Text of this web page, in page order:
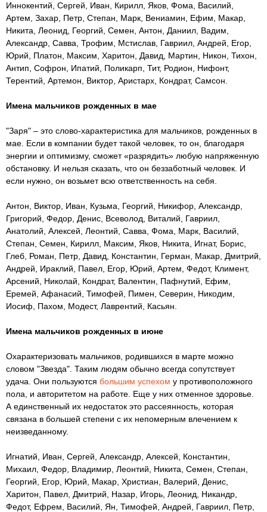
Иннокентий, Сергей, Иван, Кирилл, Яков, Фома, Василий,
Артем, Захар, Петр, Степан, Марк, Вениамин, Ефим, Макар,
Никита, Леонид, Георгий, Семен, Антон, Даниил, Вадим,
Александр, Савва, Трофим, Мстислав, Гавриил, Андрей, Егор,
Юрий, Платон, Максим, Харитон, Давид, Мартин, Никон, Тихон,
Антип, Софрон, Ипатий, Поликарп, Тит, Родион, Нифонт,
Терентий, Артемон, Виктор, Аристарх, Кондрат, Самсон.
Имена мальчиков рожденных в мае
"Заря" – это слово-характеристика для мальчиков, рожденных в
мае. Если в компании будет такой человек, то он, благодаря
энергии и оптимизму, сможет «разрядить» любую напряженную
обстановку. И нельзя сказать, что он беззаботный человек. И
если нужно, он возьмет всю ответственность на себя.
Антон, Виктор, Иван, Кузьма, Георгий, Никифор, Александр,
Григорий, Федор, Денис, Всеволод, Виталий, Гавриил,
Анатолий, Алексей, Леонтий, Савва, Фома, Марк, Василий,
Степан, Семен, Кирилл, Максим, Яков, Никита, Игнат, Борис,
Глеб, Роман, Петр, Давид, Константин, Герман, Макар, Дмитрий,
Андрей, Ираклий, Павел, Егор, Юрий, Артем, Федот, Климент,
Арсений, Николай, Кондрат, Валентин, Пафнутий, Ефим,
Еремей, Афанасий, Тимофей, Пимен, Северин, Никодим,
Иосиф, Пахом, Модест, Лаврентий, Касьян.
Имена мальчиков рожденных в июне
Охарактеризовать мальчиков, родившихся в марте можно
словом "Звезда". Таким людям обычно всегда сопутствует
удача. Они пользуются большим успехом у противоположного
пола, и авторитетом на работе. Еще у них отменное здоровье.
А единственный их недостаток это рассеянность, которая
связана в большей степени с их непомерным влечением к
неизведанному.
Игнатий, Иван, Сергей, Александр, Алексей, Константин,
Михаил, Федор, Владимир, Леонтий, Никита, Семен, Степан,
Георгий, Егор, Юрий, Макар, Христиан, Валерий, Денис,
Харитон, Павел, Дмитрий, Назар, Игорь, Леонид, Никандр,
Федот, Ефрем, Василий, Ян, Тимофей, Андрей, Гавриил, Петр,